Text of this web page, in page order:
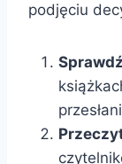
podjęciu